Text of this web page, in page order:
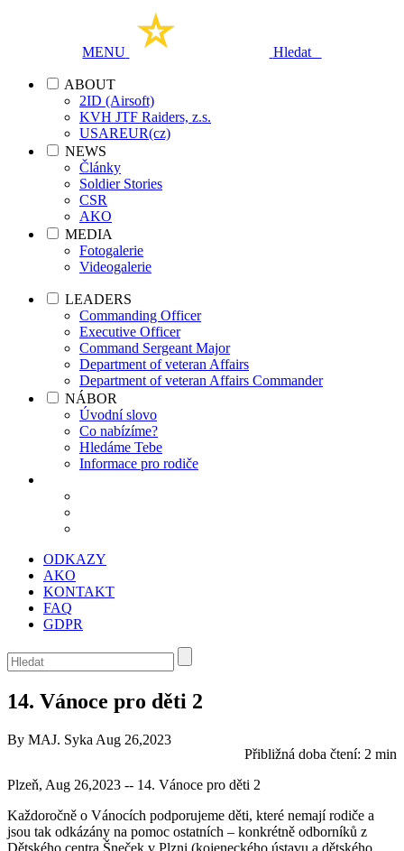
MENU Hledat
ABOUT
2ID (Airsoft)
KVH JTF Raiders, z.s.
USAREUR(cz)
NEWS
Články
Soldier Stories
CSR
AKO
MEDIA
Fotogalerie
Videogalerie
LEADERS
Commanding Officer
Executive Officer
Command Sergeant Major
Department of veteran Affairs
Department of veteran Affairs Commander
NÁBOR
Úvodní slovo
Co nabízíme?
Hledáme Tebe
Informace pro rodiče
ODKAZY
AKO
KONTAKT
FAQ
GDPR
14. Vánoce pro děti 2
Přibližná doba čtení: 2 min
By MAJ. Syka Aug 26,2023
Plzeň, Aug 26,2023 -- 14. Vánoce pro děti 2
Každoročně o Vánocích podporujeme děti, které nemají rodiče a
jsou tak odkázány na pomoc ostatních – konkrétně odborníků z
Dětského centra Šneček v Plzni (kojeneckého ústavu a dětského